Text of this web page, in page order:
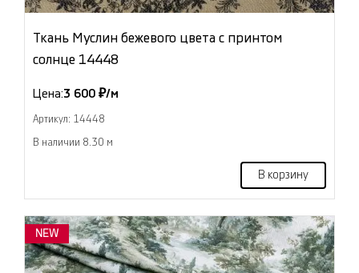
Ткань Муслин бежевого цвета с принтом
солнце 14448
Цена:3 600 ₽/м
Артикул: 14448
В наличии 8.30 м
В корзину
NEW